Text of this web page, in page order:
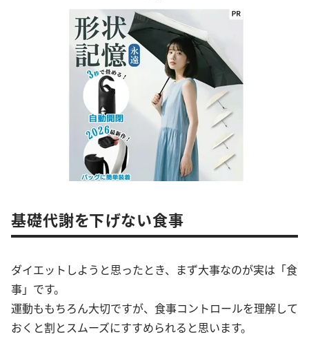
基礎代謝を下げない食事
ダイエットしようと思ったとき、まず大事なのが実は「食
事」です。
運動ももちろん大切ですが、食事コントロールを理解して
おくと割とスムーズにすすめられると思います。